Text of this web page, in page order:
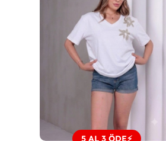
5 AL 3 ÖDE⚡